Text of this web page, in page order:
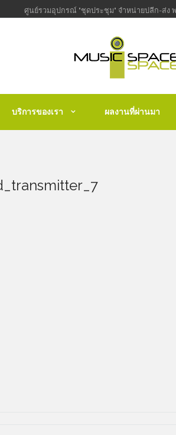
ศูนย์รวมอุปกรณ์ "ชุดประชุม" จำหน่ายปลีก-ส่ง
บริการของเรา ผลงานที่ผ่านมา